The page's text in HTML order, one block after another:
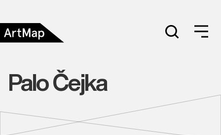
Palo Čejka